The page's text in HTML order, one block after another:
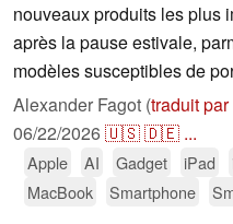
nouveaux produits les plus
après la pause estivale,
modèles susceptibles de
Alexander Fagot (traduit par
06/22/2026🇺🇸🇩🇪 ...
Apple AI Gadget iPad
MacBook
Smartphone